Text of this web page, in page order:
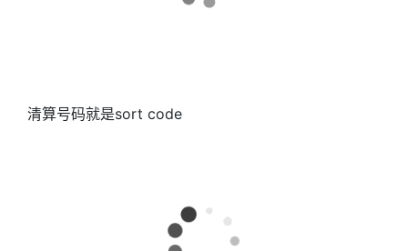
清算号码就是sort code